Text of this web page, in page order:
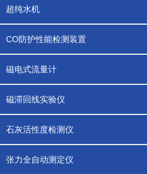
超纯水机
CO防护性能检测装置
磁电式流量计
磁滞回线实验仪
石灰活性度检测仪
张力全自动测定仪